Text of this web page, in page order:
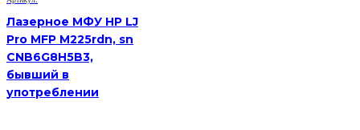
(Б/
У)
Лазерное МФУ HP LJ
Pro MFP M225rdn, sn
CNB6G8H5B3,
бывший в
употреблении